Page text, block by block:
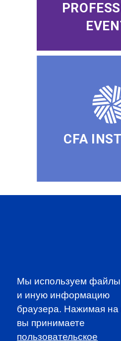
CFA
CFA Association Russia.
занимается вопросами
Мы используем
и иную информацию
браузера. Нажимая на
вы принимаете
пользовательское